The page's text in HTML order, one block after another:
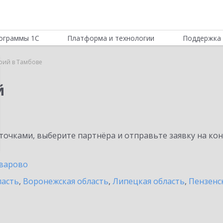
1С Платформа и технологии Поддержка
в Тамбове
выберите партнёра и отправьте заявку на
, Воронежская область, Липецкая область,